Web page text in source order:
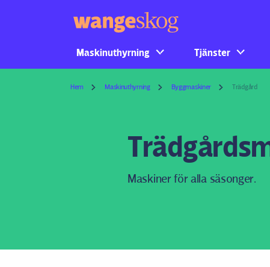
Maskinuthyrning Tjänster
Hem Maskinuthyrning Byggmaskiner Trädgård
Maskiner för alla säsonger.